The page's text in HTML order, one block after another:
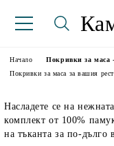
Начало
Покривки за маса
Покривки за маса за вашия
Насладете се на
комплект от 100%
на тъканта за по-дълго